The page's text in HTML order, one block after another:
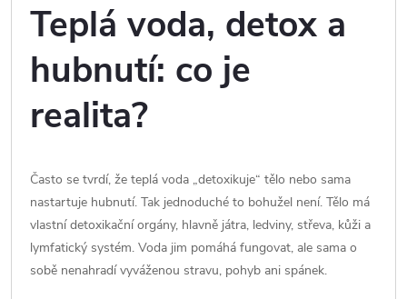
Teplá voda, detox a
hubnutí: co je
realita?
Často se tvrdí, že teplá voda „detoxikuje“ tělo nebo sama
nastartuje hubnutí. Tak jednoduché to bohužel není. Tělo má
vlastní detoxikační orgány, hlavně játra, ledviny, střeva, kůži a
lymfatický systém. Voda jim pomáhá fungovat, ale sama o
sobě nenahradí vyváženou stravu, pohyb ani spánek.